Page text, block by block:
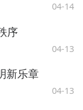
04-14
序
04-13
新乐章
04-13